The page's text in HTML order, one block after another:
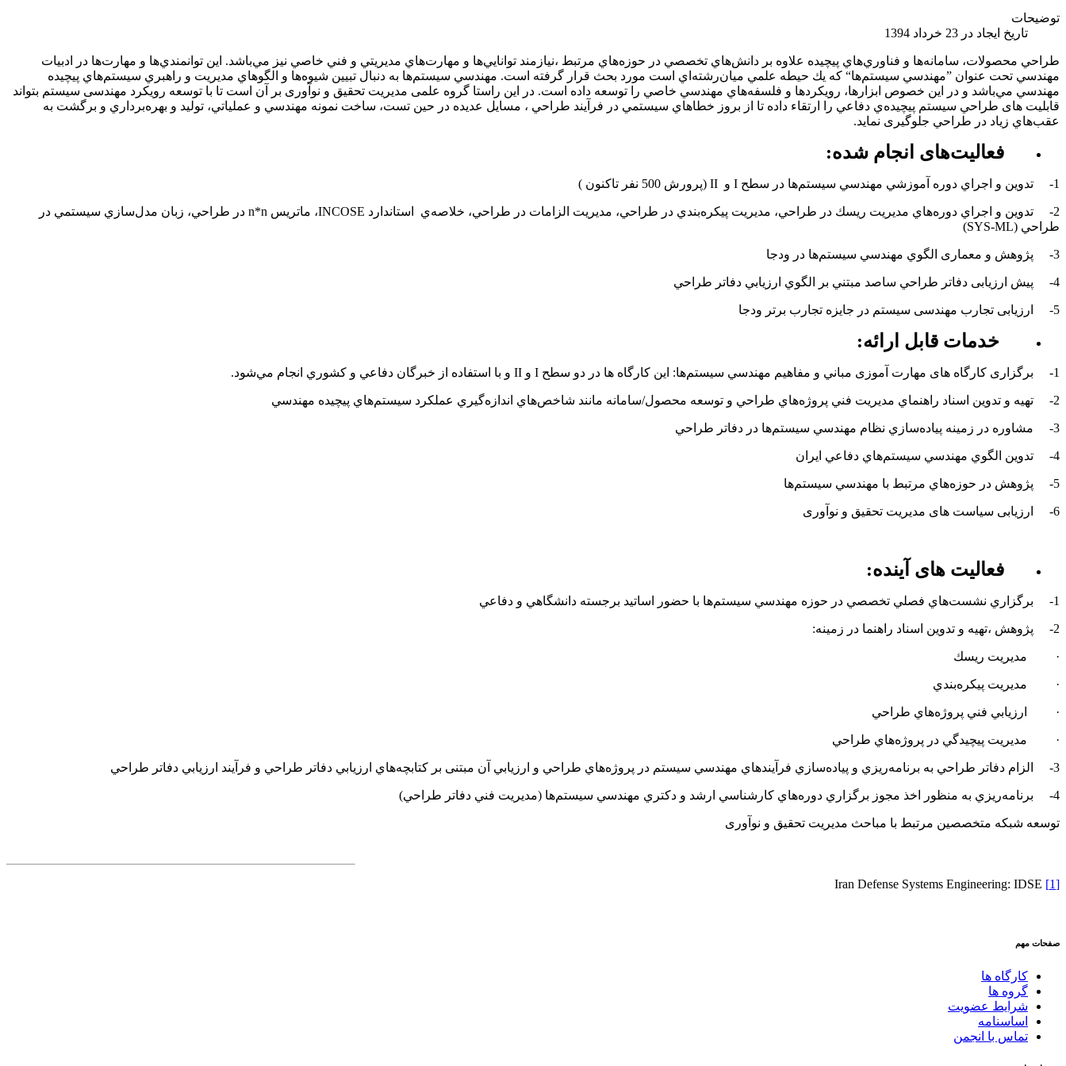
توضیحات
تاریخ ایجاد در 23 خرداد 1394
طراحي محصولات، سامانه‌ها و فناوري‌هاي پيچيده علاوه بر دانش‌هاي تخصصي در حوزه‌هاي مرتبط ،نيازمند توانايي‌ها و مهارت‌هاي مديريتي و فني خاصي نيز مي‌باشد. اين توانمندي‌ها و مهارت‌ها در ادبيات
مهندسي تحت عنوان ”مهندسي سيستم‌ها“ كه يك حيطه علمي ميان‌رشته‌اي است مورد بحث قرار گرفته است. مهندسي سيستم‌ها به دنبال تبيين شيوه‌ها و الگوهاي مديريت و راهبري سيستم‌هاي پيچيده
مهندسي مي‌باشد و در اين خصوص ابزارها، رويكردها و فلسفه‌هاي مهندسي خاصي را توسعه داده است. در این راستا گروه علمی مدیریت تحقیق و نوآوری بر آن است تا با توسعه رویکرد مهندسی سیستم بتواند
قابلیت های طراحي سيستم پيچيده‌ي دفاعي را ارتقاء داده تا از بروز خطاهاي سيستمي در فرآيند طراحي ، مسايل عديده‌ در حين تست، ساخت نمونه مهندسي و عملياتي، توليد و بهره‌برداري و برگشت به
عقب‌هاي زياد در طراحي جلوگیری نماید.
فعالیت‌های انجام شده:
1- تدوين و اجراي دوره‌ آموزشي مهندسي سيستم‌ها در سطح I و II (پرورش 500 نفر تاكنون )
2- تدوين و اجراي دوره‌هاي مديريت ريسك در طراحي، مديريت پيكره‌بندي در طراحي، مديريت الزامات در طراحي، خلاصه‌ي استاندارد INCOSE، ماتريس n*n در طراحي، زبان مدل‌سازي سيستمي در
طراحي (SYS-ML
)
3- پژوهش و معماری الگوي مهندسي سيستم‌ها در ودجا
4- پيش ارزیابی دفاتر طراحي ساصد مبتني بر الگوي ارزيابي دفاتر طراحي
5- ارزیابی تجارب مهندسی سیستم در جایزه تجارب برتر ودجا
خدمات قابل ارائه:
1- برگزاری کارگاه های مهارت آموزی مباني و مفاهيم مهندسي سيستم‌ها: اين کارگاه ها در دو سطح I و II و با استفاده از خبرگان دفاعي و كشوري انجام مي‌شود.
2- تهيه و تدوين اسناد راهنماي مديريت فني پروژه‌هاي طراحي و توسعه محصول/سامانه مانند شاخص‌هاي اندازه‌گيري عملكرد سيستم‌هاي پيچيده مهندسي
3- مشاوره در زمينه پياده‌سازي نظام مهندسي سيستم‌ها در دفاتر طراحي
4- تدوين الگوي مهندسي سيستم‌هاي دفاعي ايران
5- پژوهش در حوزه‌هاي مرتبط با مهندسي سيستم‌ها
6- ارزیابی سیاست های مدیریت تحقیق و نوآوری
فعالیت های آینده:
1- برگزاري نشست‌هاي فصلي تخصصي در حوزه مهندسي سيستم‌ها با حضور اساتيد برجسته دانشگاهي و دفاعي
2- پژوهش ،تهيه و تدوين اسناد راهنما در زمينه‌:
· مديريت ريسك
· مديريت پيكره‌بندي
· ارزيابي فني پروژه‌هاي طراحي
· مديريت پيچيدگي در پروژه‌هاي طراحي
3- الزام دفاتر طراحي به برنامه‌ريزي و پياده‌سازي فرآيندهاي مهندسي سيستم در پروژه‌هاي طراحي و ارزيابي آن مبتنی بر كتابچه‌هاي ارزيابي دفاتر طراحي و فرآيند ارزيابي دفاتر طراحي
4- برنامه‌ريزي به منظور اخذ مجوز برگزاري دوره‌هاي كارشناسي ارشد و دكتري مهندسي سيستم‌ها (مديريت فني دفاتر طراحي)
توسعه شبکه متخصصین مرتبط با مباحث مدیریت تحقیق و نوآوری
[1]
صفحات مهم
کارگاه ها
گروه ها
شرایط عضویت
اساسنامه
تماس با انجمن